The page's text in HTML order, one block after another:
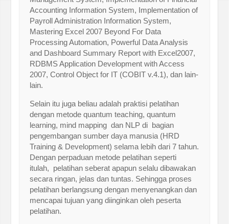
Accounting Information System, Implementation of
Payroll Administration Information System,
Mastering Excel 2007 Beyond For Data
Processing Automation, Powerful Data Analysis
and Dashboard Summary Report with Excel2007,
RDBMS Application Development with Access
2007, Control Object for IT (COBIT v.4.1), dan lain-
lain.
Selain itu juga beliau adalah praktisi pelatihan
dengan metode quantum teaching, quantum
learning, mind mapping dan NLP di bagian
pengembangan sumber daya manusia (HRD
Training & Development) selama lebih dari 7 tahun.
Dengan perpaduan metode pelatihan seperti
itulah, pelatihan seberat apapun selalu dibawakan
secara ringan, jelas dan tuntas. Sehingga proses
pelatihan berlangsung dengan menyenangkan dan
mencapai tujuan yang diinginkan oleh peserta
pelatihan.